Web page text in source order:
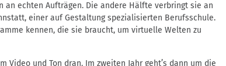
an echten Aufträgen. Die andere Hälfte verbringt sie an
einer auf Gestaltung spezialisierten Berufsschule.
kennen, die sie braucht, um virtuelle Welten zu
Video und Ton dran. Im zweiten Jahr geht’s dann um die